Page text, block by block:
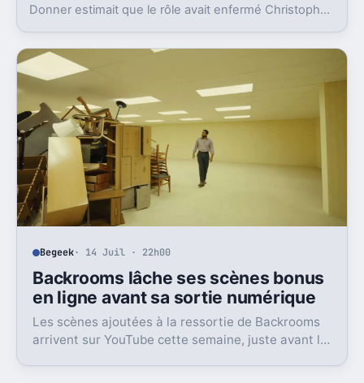
Donner estimait que le rôle avait enfermé Christopher
sortir.
Begeek· 14 Juil · 22h00
Backrooms lâche ses scènes bonus
en ligne avant sa sortie numérique
Les scènes ajoutées à la ressortie de Backrooms
arrivent sur YouTube cette semaine, juste avant la